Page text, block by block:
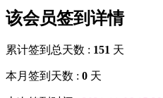
该会员签到详情
累计签到总天数 : 151 天
本月签到天数 : 0 天